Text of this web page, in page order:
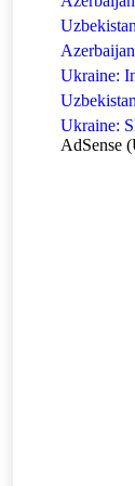
Ukraine:
Ukraine:
AdSense